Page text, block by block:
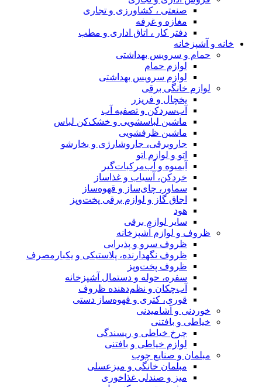
صنعتی ، کشاورزی و تجاری
مغازه و غرفه
دفتر کار ، اتاق اداری و مطب
خانه و آشپزخانه
حمام و سرویس بهداشتی
لوازم حمام
لوازم سرویس بهداشتی
لوازم خانگی برقی
یخچال و فریزر
آب‌سردکن و تصفیه آب
ماشین لباسشویی و خشک‌کن لباس
ماشین ظرفشویی
جاروبرقی، جاروشارژی و بخارشو
اتو و لوازم اتو
آبمیوه و آب‌مرکبات‌گیر
خردکن، آسیاب و غذاساز
سماور، چای‌ساز و قهوه‌ساز
اجاق گاز و لوازم برقی پخت‌وپز
هود
سایر لوازم برقی
ظروف و لوازم آشپزخانه
ظروف سرو و پذیرایی
ظروف نگهدارنده، پلاستیکی و یکبارمصرف
ظروف پخت‌وپز
سفره، حوله و دستمال آشپزخانه
آب‌چکان و نظم‌دهنده ظروف
قوری، کتری و قهوه‌ساز دستی
خوردنی و آشامیدنی
خیاطی و بافتنی
چرخ خیاطی و ریسندگی
لوازم خیاطی و بافتنی
مبلمان و صنایع چوب
مبلمان خانگی و میزعسلی
میز و صندلی غذاخوری